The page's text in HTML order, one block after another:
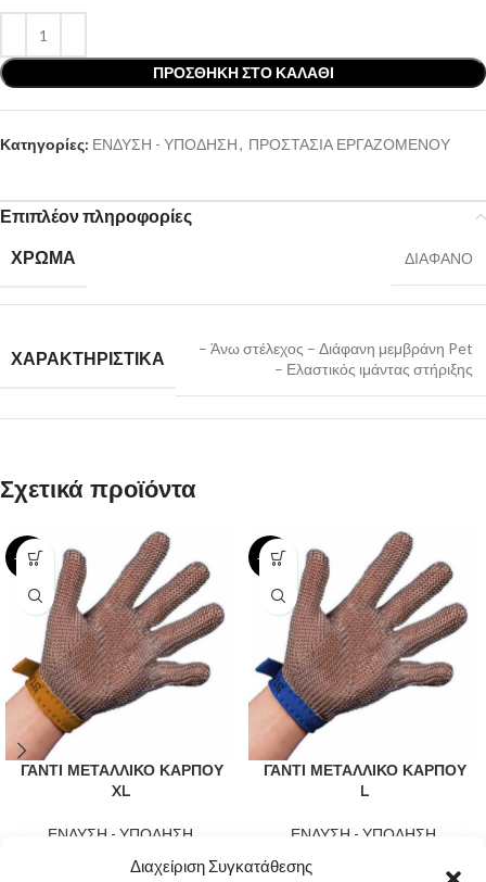
Διαχείριση Συγκατάθεσης
ΠΡΟΣΘΉΚΗ ΣΤΟ ΚΑΛΆΘΙ
Κατηγορίες: ΕΝΔΥΣΗ - ΥΠΟΔΗΣΗ, ΠΡΟΣΤΑΣΙΑ ΕΡΓΑΖΟΜΕΝΟΥ
Επιπλέον πληροφορίες
ΧΡΩΜΑ
ΔΙΑΦΑΝΟ
ΧΑΡΑΚΤΗΡΙΣΤΙΚΑ
– Άνω στέλεχος – Διάφανη μεμβράνη Pet
– Ελαστικός ιμάντας στήριξης
Σχετικά προϊόντα
-14%
ΓΑΝΤΙ ΜΕΤΑΛΛΙΚΟ ΚΑΡΠΟΥ
XL
ΕΝΔΥΣΗ - ΥΠΟΔΗΣΗ
90,00€
-14%
ΓΑΝΤΙ ΜΕΤΑΛΛΙΚΟ ΚΑΡΠΟΥ
L
ΕΝΔΥΣΗ - ΥΠΟΔΗΣΗ